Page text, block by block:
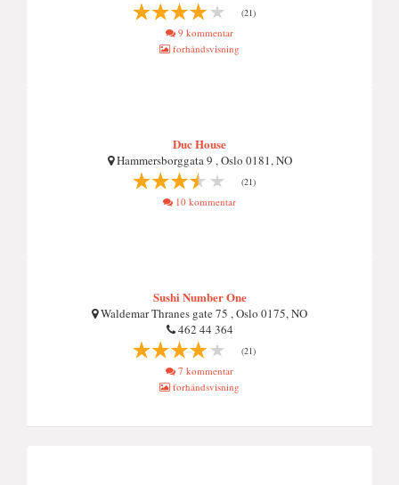
(21)
9 kommentar
forhåndsvisning
Duc House
Hammersborggata 9 , Oslo 0181, NO
(21)
10 kommentar
Sushi Number One
Waldemar Thranes gate 75 , Oslo 0175, NO
462 44 364
(21)
7 kommentar
forhåndsvisning